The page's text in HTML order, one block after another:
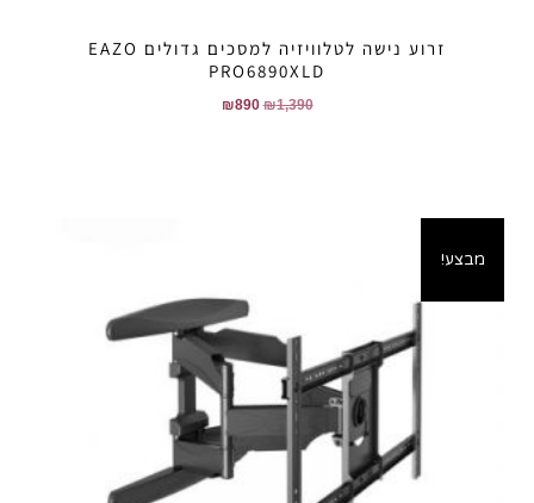
זרוע נישה לטלוויזיה למסכים גדולים EAZO
PRO6890XLD
₪1,390
₪890
מבצע!